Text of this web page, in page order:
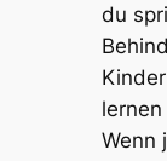
du
Wenn